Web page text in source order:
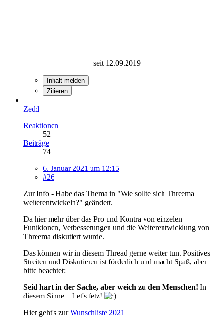
seit 12.09.2019
Inhalt melden
Zitieren
Zedd
Reaktionen
52
Beiträge
74
6. Januar 2021 um 12:15
#26
Zur Info - Habe das Thema in "Wie sollte sich Threema
weiterentwickeln?" geändert.
Da hier mehr über das Pro und Kontra von einzelen
Funtkionen, Verbesserungen und die Weiterentwicklung von
Threema diskutiert wurde.
Das können wir in diesem Thread gerne weiter tun. Positives
Streiten und Diskutieren ist förderlich und macht Spaß, aber
bitte beachtet:
Seid hart in der Sache, aber weich zu den Menschen! In
diesem Sinne... Let's fetz!
Hier geht's zurWunschliste 2021